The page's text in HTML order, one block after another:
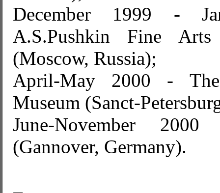
December 1999 -
A.S.Pushkin Fine
(Moscow, Russia);
April-May 2000 - The
Museum (Sanct-
June-November
(Gannover, Germany).